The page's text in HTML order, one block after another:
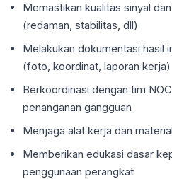
Memastikan kualitas sinyal
(redaman, stabilitas, dll)
Melakukan dokumentasi hasil
(foto, koordinat, laporan kerja)
Berkoordinasi dengan tim
penanganan gangguan
Menjaga alat kerja dan
Memberikan edukasi dasar
penggunaan perangkat